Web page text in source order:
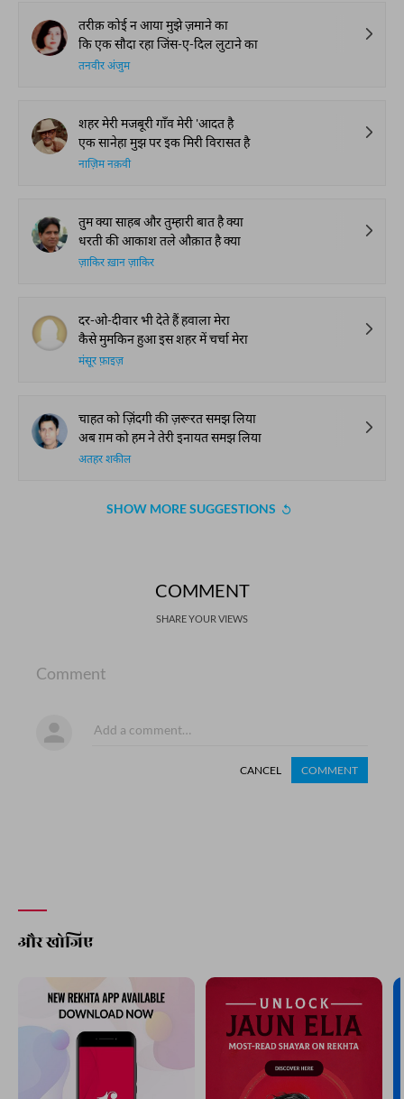
तरीक़ कोई न आया मुझे ज़माने का
कि एक सौदा रहा जिंस-ए-दिल लुटाने का
तनवीर अंजुम
शहर मेरी मजबूरी गाँव मेरी 'आदत है
एक सानेहा मुझ पर इक मिरी विरासत है
नाज़िम नक़वी
तुम क्या साहब और तुम्हारी बात है क्या
धरती की आकाश तले औक़ात है क्या
ज़ाकिर ख़ान ज़ाकिर
दर-ओ-दीवार भी देते हैं हवाला मेरा
कैसे मुमकिन हुआ इस शहर में चर्चा मेरा
मंसूर फ़ाइज़
चाहत को ज़िंदगी की ज़रूरत समझ लिया
अब ग़म को हम ने तेरी इनायत समझ लिया
अतहर शकील
SHOW MORE SUGGESTIONS
COMMENT
SHARE YOUR VIEWS
Comment
CANCEL COMMENT
और खोजिए